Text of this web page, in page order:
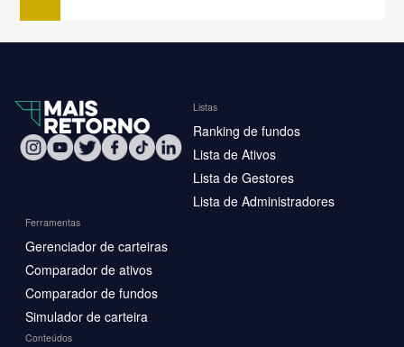
Listas
Ranking de fundos
Lista de Ativos
Lista de Gestores
Lista de Administradores
Ferramentas
Gerenciador de carteiras
Comparador de ativos
Comparador de fundos
Simulador de carteira
Conteúdos